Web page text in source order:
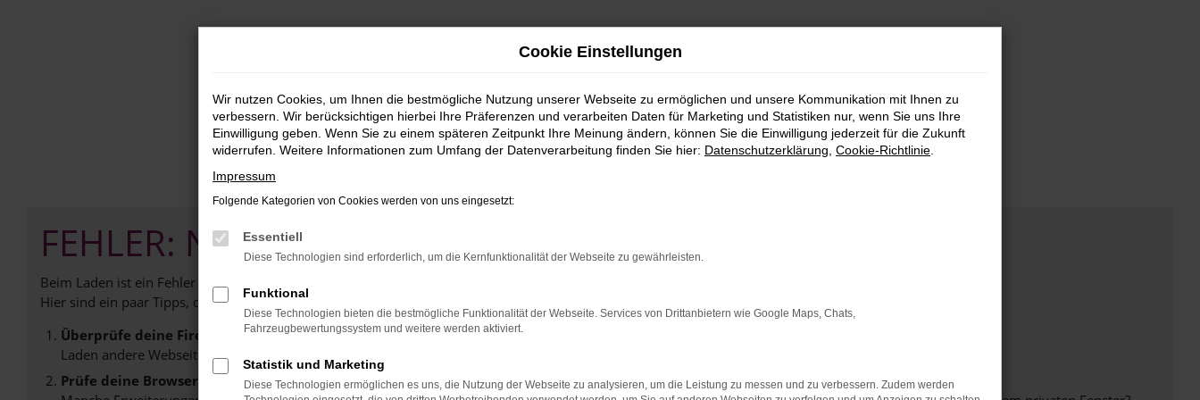
FEHLER: NETWORK ERROR
Beim Laden ist ein Fehler aufgetreten.
Hier sind ein paar Tipps, die dir helfen können:
Überprüfe deine Firewall und deine Internetverbindung.
Laden andere Webseiten, zum Beispiel deine Suchmaschine?
Prüfe deine Browsererweiterungen.
Cookie Einstellungen
Wir nutzen Cookies, um Ihnen die bestmögliche Nutzung unserer Webseite zu ermöglichen und unsere Kommunikation mit Ihnen zu
verbessern. Wir berücksichtigen hierbei Ihre Präferenzen und verarbeiten Daten für Marketing und Statistiken nur, wenn Sie uns Ihre
Einwilligung geben. Wenn Sie zu einem späteren Zeitpunkt Ihre Meinung ändern, können Sie die Einwilligung jederzeit für die Zukunft
widerrufen. Weitere Informationen zum Umfang der Datenverarbeitung finden Sie hier: Datenschutzerklärung Cookie-Richtlinie
Impressum
Folgende Kategorien von Cookies werden von uns eingesetzt:
Essentiell
Diese Technologien sind erforderlich, um die Kernfunktionalität der Webseite zu gewährleisten.
Funktional
Diese Technologien bieten die bestmögliche Funktionalität der Webseite. Services von Drittanbietern wie Google Maps, Chats,
Fahrzeugbewertungssystem und weitere werden aktiviert.
Statistik und Marketing
Diese Technologien ermöglichen es uns, die Nutzung der Webseite zu analysieren, um die Leistung zu messen und zu verbessern. Zudem werden